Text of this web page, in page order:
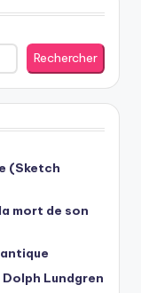
Rechercher
(Sketch
mort de son
Lundgren